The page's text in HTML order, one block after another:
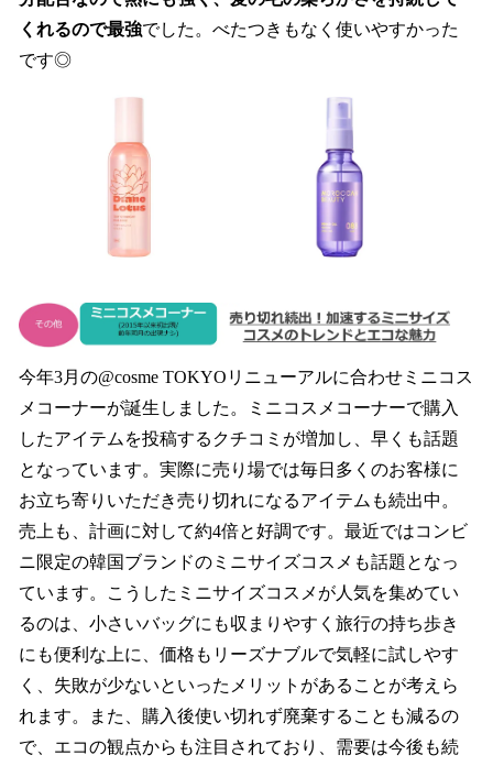
くれるので最強でした。べたつきもなく使いやすかった
です◎
今年3月の@cosme TOKYOリニューアルに合わせミニコス
メコーナーが誕生しました。ミニコスメコーナーで購入
したアイテムを投稿するクチコミが増加し、早くも話題
となっています。実際に売り場では毎日多くのお客様に
お立ち寄りいただき売り切れになるアイテムも続出中。
売上も、計画に対して約4倍と好調です。最近ではコンビ
ニ限定の韓国ブランドのミニサイズコスメも話題となっ
ています。こうしたミニサイズコスメが人気を集めてい
るのは、小さいバッグにも収まりやすく旅行の持ち歩き
にも便利な上に、価格もリーズナブルで気軽に試しやす
く、失敗が少ないといったメリットがあることが考えら
れます。また、購入後使い切れず廃棄することも減るの
で、エコの観点からも注目されており、需要は今後も続